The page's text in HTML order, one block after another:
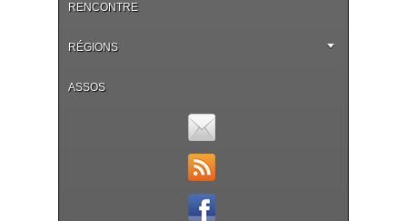
RENCONTRE
RÉGIONS
ASSOS